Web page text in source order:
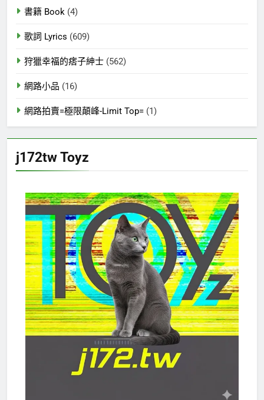
書籍 Book (4)
歌詞 Lyrics (609)
狩獵幸福的痞子紳士 (562)
網路小品 (16)
網路拍賣=極限顛峰-Limit Top= (1)
j172tw Toyz